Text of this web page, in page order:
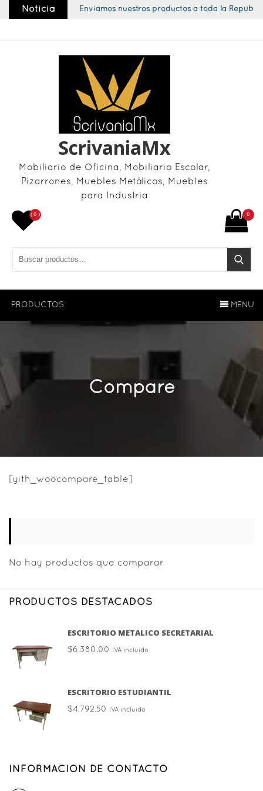
Noticia Enviamos nuestros productos a toda la
ScrivaniaMx
Mobiliario de Oficina, Mobiliario Escolar,
Pizarrones, Muebles Metálicos, Muebles
para Industria
Buscar por:
Buscar
0
( 0 )
PRODUCTOS MENU
Compare
[yith_woocompare_table]
No hay productos que comparar
PRODUCTOS DESTACADOS
ESCRITORIO METALICO SECRETARIAL
$6,380.00 IVA incluido
ESCRITORIO ESTUDIANTIL
$4,792.50 IVA incluido
INFORMACION DE CONTACTO